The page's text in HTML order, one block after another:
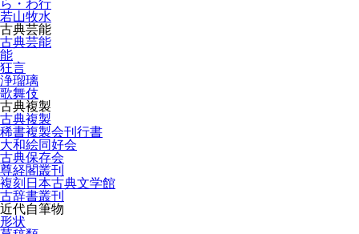
ら・わ行
若山牧水
古典芸能
古典芸能
能
狂言
浄瑠璃
歌舞伎
古典複製
古典複製
稀書複製会刊行書
大和絵同好会
古典保存会
尊経閣叢刊
複刻日本古典文学館
古辞書叢刊
近代自筆物
形状